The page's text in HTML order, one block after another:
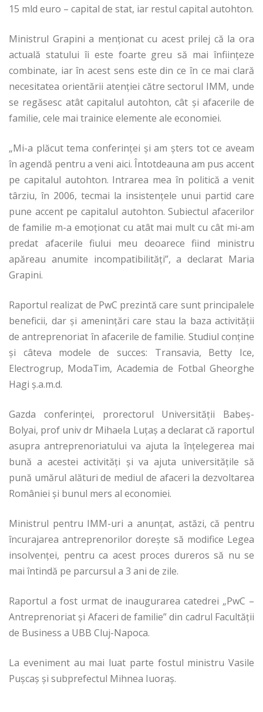
15 mld euro – capital de stat, iar restul capital autohton.
Ministrul Grapini a menţionat cu acest prilej că la ora
actuală statului îi este foarte greu să mai înfiinţeze
combinate, iar în acest sens este din ce în ce mai clară
necesitatea orientării atenţiei către sectorul IMM, unde
se regăsesc atât capitalul autohton, cât şi afacerile de
familie, cele mai trainice elemente ale economiei.
„Mi-a plăcut tema conferinţei şi am şters tot ce aveam
în agendă pentru a veni aici. Întotdeauna am pus accent
pe capitalul autohton. Intrarea mea în politică a venit
târziu, în 2006, tecmai la insistenţele unui partid care
pune accent pe capitalul autohton. Subiectul afacerilor
de familie m-a emoţionat cu atât mai mult cu cât mi-am
predat afacerile fiului meu deoarece fiind ministru
apăreau anumite incompatibilităţi”, a declarat Maria
Grapini.
Raportul realizat de PwC prezintă care sunt principalele
beneficii, dar şi ameninţări care stau la baza activităţii
de antreprenoriat în afacerile de familie. Studiul conţine
şi câteva modele de succes: Transavia, Betty Ice,
Electrogrup, ModaTim, Academia de Fotbal Gheorghe
Hagi ş.a.m.d.
Gazda conferinţei, prorectorul Universităţii Babeş-
Bolyai, prof univ dr Mihaela Luțaș a declarat că raportul
asupra antreprenoriatului va ajuta la înțelegerea mai
bună a acestei activităţi și va ajuta universităţile să
pună umărul alături de mediul de afaceri la dezvoltarea
României și bunul mers al economiei.
Ministrul pentru IMM-uri a anunţat, astăzi, că pentru
încurajarea antreprenorilor doreşte să modifice Legea
insolvenţei, pentru ca acest proces dureros să nu se
mai întindă pe parcursul a 3 ani de zile.
Raportul a fost urmat de inaugurarea catedrei „PwC –
Antreprenoriat şi Afaceri de familie” din cadrul Facultăţii
de Business a UBB Cluj-Napoca.
La eveniment au mai luat parte fostul ministru Vasile
Puşcaş şi subprefectul Mihnea Iuoraş.